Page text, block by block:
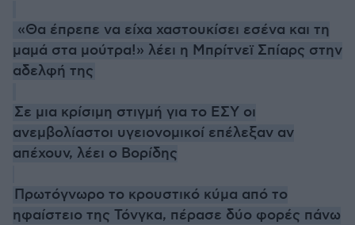
«Θα έπρεπε να είχα χαστουκίσει εσένα και τη
μαμά στα μούτρα!» λέει η Μπρίτνεϊ Σπίαρς στην
αδελφή της
Σε μια κρίσιμη στιγμή για το ΕΣΥ οι
ανεμβολίαστοι υγειονομικοί επέλεξαν αν
απέχουν, λέει ο Βορίδης
Πρωτόγνωρο το κρουστικό κύμα από το
ηφαίστειο της Τόνγκα, πέρασε δύο φορές πάνω